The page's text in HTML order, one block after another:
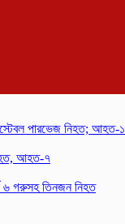
পারভেজ নিহত; আহত-১
আহত-৭
৬ গরুসহ তিনজন নিহত